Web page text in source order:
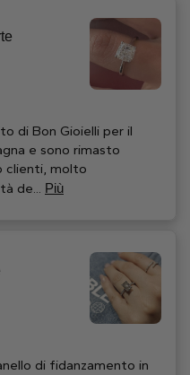
di Bon Gioielli per il
e sono rimasto
clienti, molto
de... Più
di fidanzamento in